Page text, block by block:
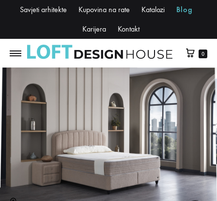
Savjeti arhitekte Kupovina na rate Katalozi Blog
Karijera Kontakt
0